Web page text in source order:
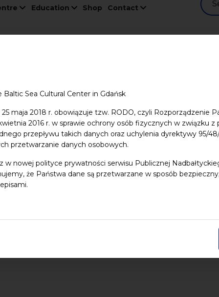
Sea Cultural Center in Gdańsk
maja 2018 r. obowiązuje tzw. RODO, czyli Rozporządzenie
2016 r. w sprawie ochrony osób fizycznych w związku
przepływu takich danych oraz uchylenia dyrektywy 95/
przetwarzanie danych osobowych.
w nowej polityce prywatności serwisu Publicznej
że Państwa dane są przetwarzane w sposób
Education Shop Contact
dzieci Dziedzictwo kulturowe ekologia Festiwal
Pomerania Pomorze Warsztaty wydarzenia bezpłatne
End date